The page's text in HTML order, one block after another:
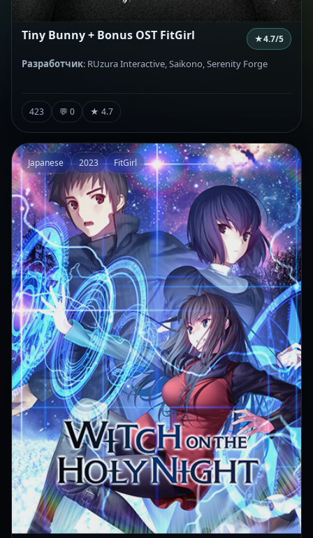
Tiny Bunny + Bonus OST FitGirl ★4.7/5
Разработчик: RUzura Interactive, Saikono, Serenity Forge
423 💬 0 ★ 4.7
Japanese 2023 FitGirl